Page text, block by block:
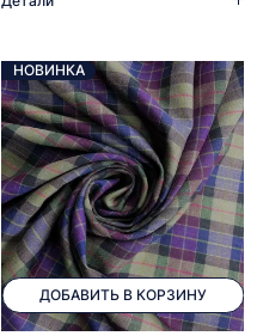
ДОБАВИТЬ В КОРЗИНУ
НОВИНКА